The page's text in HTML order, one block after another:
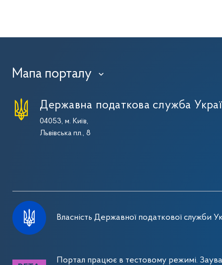
Мапа порталу ›
Державна податкова служба
04053, м. Київ,
Львівська пл., 8
Власність Державної податкової служби
Портал працює в тестовому режимі.